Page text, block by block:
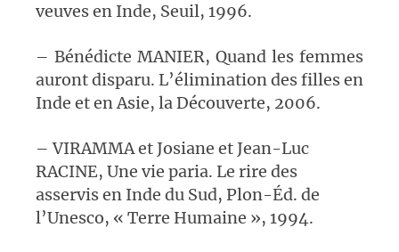
veuves en Inde, Seuil, 1996.
– Bénédicte MANIER, Quand les femmes
auront disparu. L’élimination des filles en
Inde et en Asie, la Découverte, 2006.
– VIRAMMA et Josiane et Jean-Luc
RACINE, Une vie paria. Le rire des
asservis en Inde du Sud, Plon-Éd. de
l’Unesco, « Terre Humaine », 1994.